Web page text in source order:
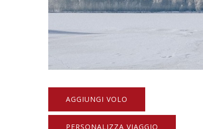
AGGIUNGI VOLO
PERSONALIZZA VIAGGIO